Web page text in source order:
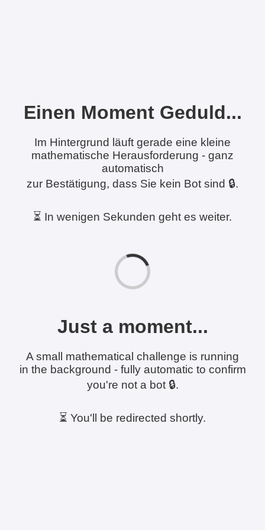
Einen Moment Geduld...
Im Hintergrund läuft gerade eine kleine
mathematische Herausforderung - ganz
automatisch
zur Bestätigung, dass Sie kein Bot sind 🔒.
⏳ In wenigen Sekunden geht es weiter.
Just a moment...
A small mathematical challenge is running
in the background - fully automatic to confirm
you're not a bot 🔒.
⏳ You'll be redirected shortly.